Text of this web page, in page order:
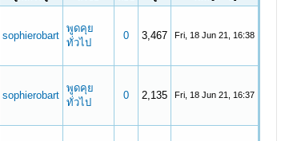
sophierobart
พูดคุย
ทั่วไป
0 3,467 Fri, 18 Jun 21, 16:38
sophierobart
พูดคุย
ทั่วไป
0 2,135 Fri, 18 Jun 21, 16:37